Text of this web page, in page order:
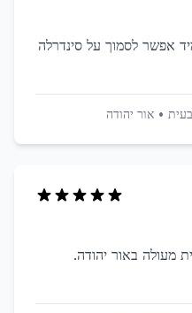
אפשר לסמוך על סינדרלה
• אור יהודה
מעולה באור יהודה.